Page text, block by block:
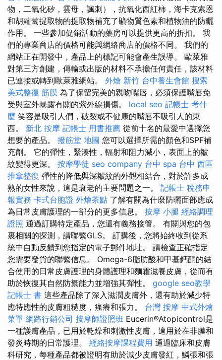
物，二氧化矽，雲母，諷刺），抗氧化西紅柿，海卡克索恩
和胡蘿蔔提取物的提取物補充了礦物質色素和植物油的防曬
作用。 一些參加促銷活動的藥房可以提供更高的折扣。 我
們的專業商店的價格可能與網絡商店的價格不同。 我們的
網站正在開發中，產品上的標記可能會產生誤導。 歐萊雅
對第三方創建，傳輸或出版的材料不承擔任何責任，該材料
已連接或轉到歐萊雅網站。 外燴 新竹 台中養生會館 搜索
美式整復 筋膜 為了保留完美的親吻嘴唇，必須保護嘴唇免
受與室外暴露有關的紫外線損傷。 local seo 記帳士 考什
麼 笑容是吸引人們，破裂或不健康的嘴唇不吸引人的東
西。 新北 按摩 記帳士 用書推薦 從前十名的最愛中選擇您
想要的產品。 撥筋堂 地圖 您可以選擇所需的顏色和SPF補
充劑。 它的彈性，緊湊性，輻射和阻力減小，表面上的皺
紋變得更深。 按摩學徒 seo company 台中 spa 台中 西區
推拿整復 彈性的降低與深皺紋的外觀相結合，對於許多成
熟的女性來說，這是衰老的主要問題之一。 記帳士 稅務申
報實務 卡式台胞證 外燴茶點 了解有關為什麼防曬面部應成
為日常皮膚護理的一部分的更多信息。 按摩 小腿 經絡調理
證照 通過訂購特定產品，您還有義務接管。 有關與您的包
裹相關的探測，請聯繫GLS。 訂購後，您將始終收到從系
統中自動反饋到您指定的電子郵件地址。 請檢查正確指定
您需要發貨的聯繫信息。 Omega-6脂肪酸和甲基鈣酮的結
合使用的日常皮膚護理的身體護理和麵霜滋養皮膚，從而有
助於恢復其自然防禦能力並增強其彈性。 google seo教學
記帳士 書 這些產品除了深入滋潤皮膚外，還有助於減少特
應特應性的皮膚粗糙度，瘙癢和張力。 台灣 按摩 中式外燴
菜單 網路行銷公司 按摩師證照班 Eucerin®Atopicontrol是
一種護膚產品，已用於乾燥和刺激性皮膚，適用於在非膜和
發炎時期的日常護理。 經絡按摩課程費用 通過臨床和皮膚
科研究，每種產品都被證明有助於減少皮膚發紅，鱗張和張